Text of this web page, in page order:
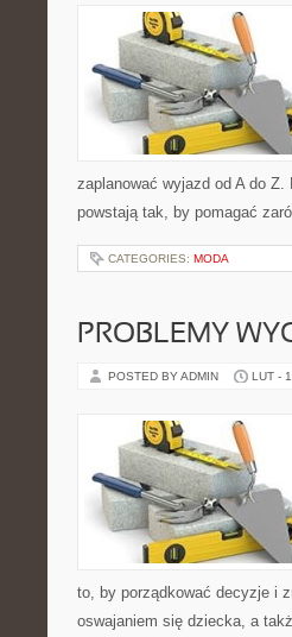
zaplanować wyjazd od A do
powstają tak, by pomagać
CATEGORIES: MODA
PROBLEMY
POSTED BY ADMIN LUT -
to, by porządkować decyzje i
oswajaniem się dziecka, a